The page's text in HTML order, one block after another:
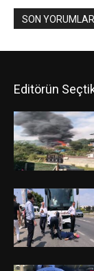
SON YORUMLAR
Editörün